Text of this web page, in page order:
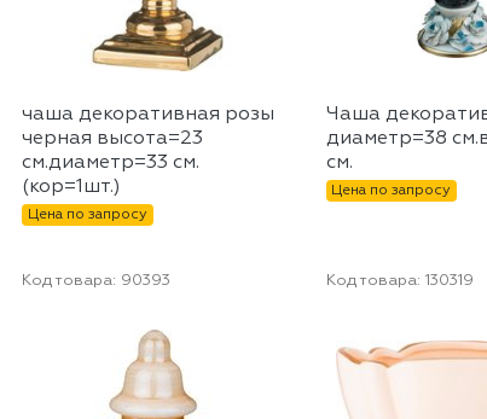
чаша декоративная розы
черная высота=23
см.диаметр=33 см.
(кор=1шт.)
Цена по запросу
Чаша
диаметр=38
см.
Цена по запросу
Код товара: 90393 Код товара: 130319